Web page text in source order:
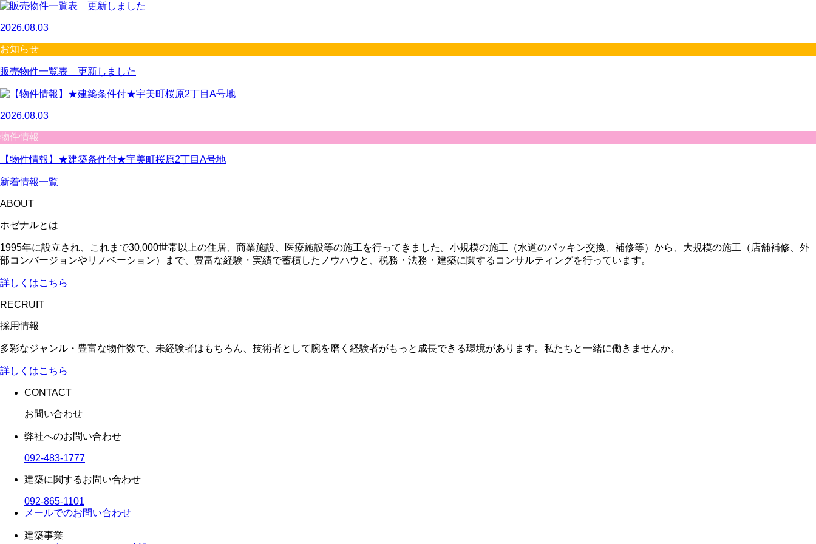
2026.08.03
お知らせ
販売物件一覧表 更新しました
2026.08.03
物件情報
【物件情報】★建築条件付★宇美町桜原2丁目A号地
新着情報一覧
ABOUT
ホゼナルとは
1995年に設立され、これまで30,000世帯以上の住居、商業施設、医療施設等の施工を行ってきました。小規模の施工（水道のパッキン交換、補修等）から、大規模の施工（店舗補修、外
部コンバージョンやリノベーション）まで、豊富な経験・実績で蓄積したノウハウと、税務・法務・建築に関するコンサルティングを行っています。
詳しくはこちら
RECRUIT
採用情報
多彩なジャンル・豊富な物件数で、未経験者はもちろん、技術者として腕を磨く経験者がもっと成長できる環境があります。私たちと一緒に働きませんか。
詳しくはこちら
CONTACT
お問い合わせ
弊社へのお問い合わせ
092-483-1777
建築に関するお問い合わせ
092-865-1101
メールでのお問い合わせ
建築事業